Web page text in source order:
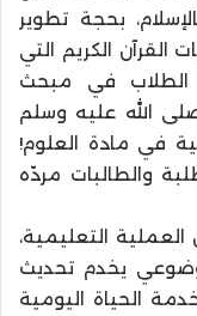
بحجة تطوير
القرآن الكريم التي
في مبحث
الله عليه وسلم
في مادة العلوم!
والطالبات مردّه
التعليمية،
يخدم تحديث
الحياة اليومية